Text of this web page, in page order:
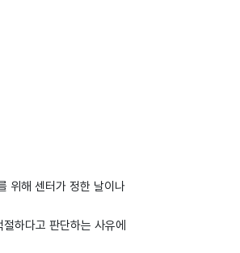
위해 센터가 정한 날이나
하다고 판단하는 사유에